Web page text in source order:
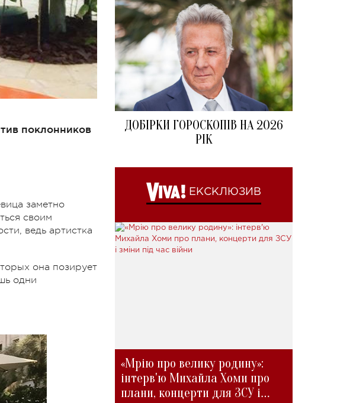
поклонников
заметно
своим
ведь артистка
она позирует
одни
ДОБІРКИ ГОРОСКОПІВ НА 2026
РІК
ЕКСКЛЮЗИВ
«Мрію про велику родину»:
інтерв'ю Михайла Хоми про
плани, концерти для ЗСУ і